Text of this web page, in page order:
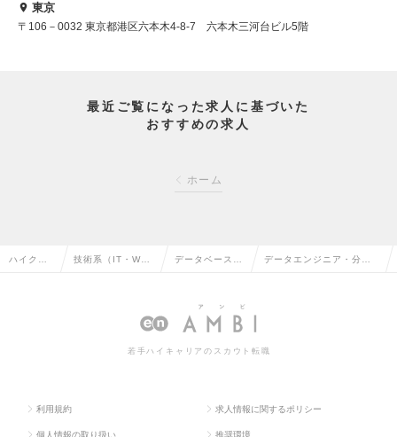
東京
〒106－0032 東京都港区六本木4-8-7 六本木三河台ビル5階
最近ご覧になった求人に基づいた
おすすめの求人
ホーム
ハイクラ 技術系（IT・We データベースエ データエンジニア・分析
若手ハイキャリアのスカウト転職
利用規約 求人情報に関するポリシー
個人情報の取り扱い 推奨環境